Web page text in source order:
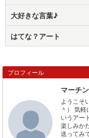
大好きな言葉♪
はてな？アート
プロフィール
マーチ
ようこそ
＾） 気
いうアー
楽しみか
送ってみ